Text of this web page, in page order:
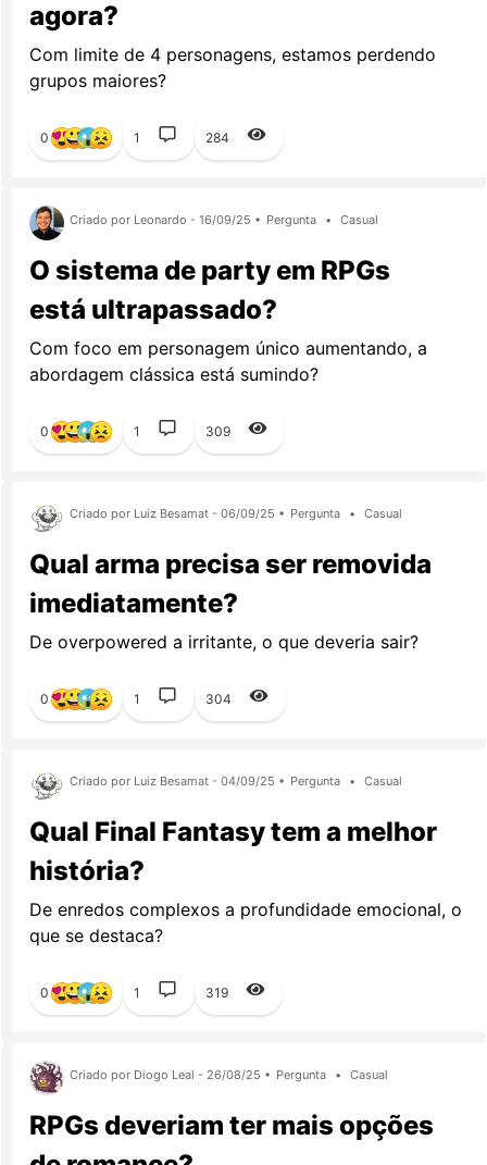
agora?
Com limite de 4 personagens, estamos perdendo
grupos maiores?
0 1 284
Criado por Leonardo - 16/09/25 • Pergunta • Casual
O sistema de party em RPGs
está ultrapassado?
Com foco em personagem único aumentando, a
abordagem clássica está sumindo?
0 1 309
Criado por Luiz Besamat - 06/09/25 • Pergunta • Casual
Qual arma precisa ser removida
imediatamente?
De overpowered a irritante, o que deveria sair?
0 1 304
Criado por Luiz Besamat - 04/09/25 • Pergunta • Casual
Qual Final Fantasy tem a melhor
história?
De enredos complexos a profundidade emocional, o
que se destaca?
0 1 319
Criado por Diogo Leal - 26/08/25 • Pergunta • Casual
RPGs deveriam ter mais opções